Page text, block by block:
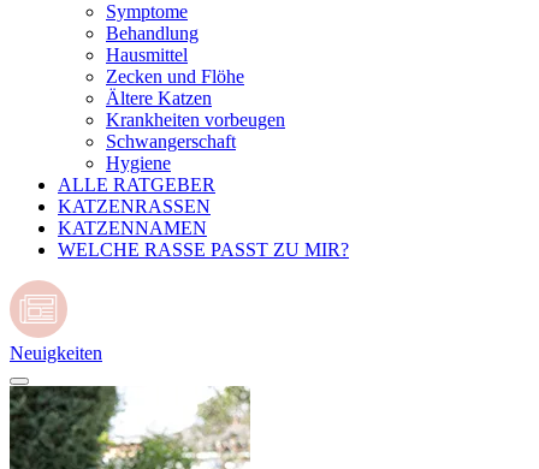
Symptome
Behandlung
Hausmittel
Zecken und Flöhe
Ältere Katzen
Krankheiten vorbeugen
Schwangerschaft
Hygiene
ALLE RATGEBER
KATZENRASSEN
KATZENNAMEN
WELCHE RASSE PASST ZU MIR?
Neuigkeiten